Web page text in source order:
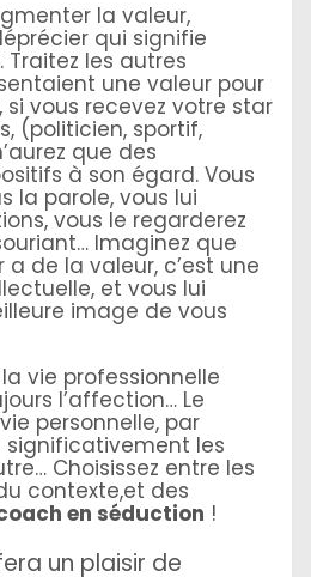
la valeur,
qui signifie
les autres
une valeur pour
si vous recevez votre star
(politicien, sportif,
que des
à son égard. Vous
la parole, vous lui
vous le regarderez
Imaginez que
de la valeur, c’est une
et vous lui
image de vous
vie professionnelle
l’affection… Le
personnelle, par
les
Choisissez entre les
contexte,et des
en séduction !
un plaisir de